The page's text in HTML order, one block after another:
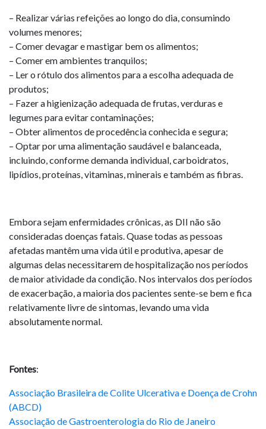
– Realizar várias refeições ao longo do dia, consumindo
volumes menores;
– Comer devagar e mastigar bem os alimentos;
– Comer em ambientes tranquilos;
– Ler o rótulo dos alimentos para a escolha adequada de
produtos;
– Fazer a higienização adequada de frutas, verduras e
legumes para evitar contaminações;
– Obter alimentos de procedência conhecida e segura;
– Optar por uma alimentação saudável e balanceada,
incluindo, conforme demanda individual, carboidratos,
lipídios, proteínas, vitaminas, minerais e também as fibras.
Embora sejam enfermidades crônicas, as DII não são
consideradas doenças fatais. Quase todas as pessoas
afetadas mantêm uma vida útil e produtiva, apesar de
algumas delas necessitarem de hospitalização nos períodos
de maior atividade da condição. Nos intervalos dos períodos
de exacerbação, a maioria dos pacientes sente-se bem e fica
relativamente livre de sintomas, levando uma vida
absolutamente normal.
Fontes:
Associação Brasileira de Colite Ulcerativa e Doença de Crohn
(ABCD)
Associação de Gastroenterologia do Rio de Janeiro